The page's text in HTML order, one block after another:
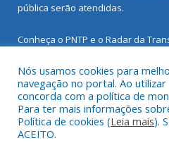
pública serão atendidas.
Conheça o PNTP e o Radar da
Todos os direitos reservados a
Nós usamos cookies para
navegação no portal. Ao
concorda com a política de
Para ter mais informações
Política de cookies (Leia mais).
ACEITO.